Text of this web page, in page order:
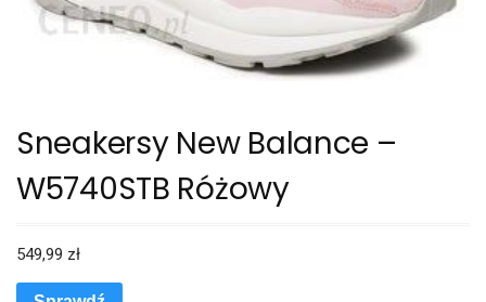
Sneakersy New Balance –
W5740STB Różowy
549,99 zł